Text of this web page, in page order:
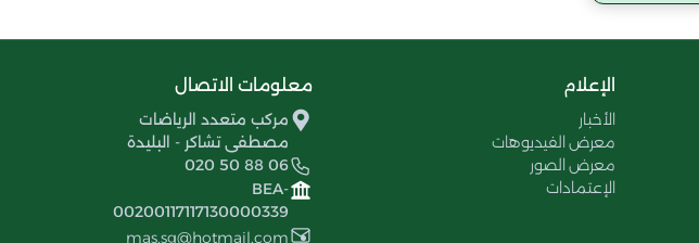
الإعلام
الأخبار
معرض الفيديوهات
معرض الصور
الإعتمادات
معلومات الاتصال
مركب متعدد الرياضات
مصطفى تشاكر - البليدة
020 50 88 06
BEA-
00200117117130000339
mas.sg@hotmail.com